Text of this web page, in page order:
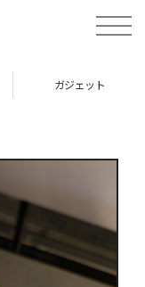
toggle
ガジェット